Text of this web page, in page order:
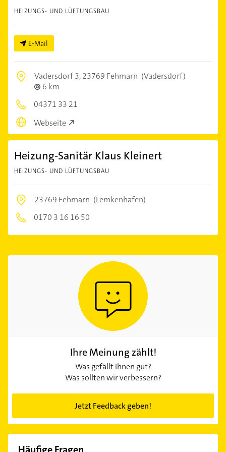
HEIZUNGS- UND LÜFTUNGSBAU
E-Mail
Vadersdorf 3,23769 Fehmarn (Vadersdorf)
6 km
04371 33 21
Webseite
Heizung-Sanitär Klaus Kleinert
HEIZUNGS- UND LÜFTUNGSBAU
23769 Fehmarn (Lemkenhafen)
0170 3 16 16 50
Ihre Meinung zählt!
Was gefällt Ihnen gut?
Was sollten wir verbessern?
Jetzt Feedback geben!
Häufige Fragen